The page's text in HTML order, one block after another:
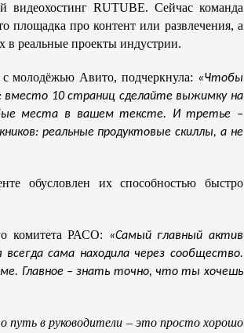
RUTUBE. Сейчас команда
площадка про контент или развлечения, а
в реальные проекты индустрии.
с молодёжью Авито, подчеркнула: «Чтобы
10 страниц сделайте выжимку на
места в вашем тексте. И третье –
реальные продуктовые скиллы, а не
обусловлен их способностью быстро
комитета РАСО:
«Самый главный актив
сама находила через сообщество.
Главное – знать точно, что ты хочешь
путь в руководители – это просто хорошо